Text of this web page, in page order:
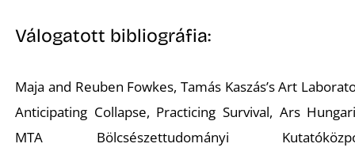
Válogatott bibliográfia:
Maja and Reuben Fowkes, Tamás Kaszás’s Art
Anticipating Collapse, Practicing Survival, Ars
MTA Bölcsészettudományi